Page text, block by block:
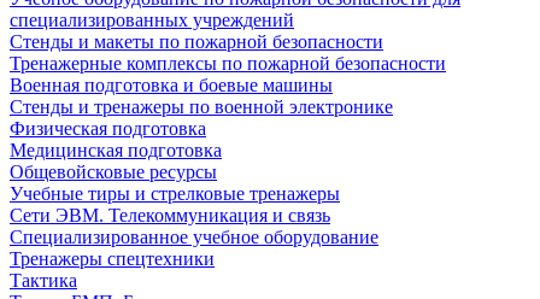
специализированных учреждений
Стенды и макеты по пожарной безопасности
Тренажерные комплексы по пожарной безопасности
Военная подготовка и боевые машины
Стенды и тренажеры по военной электронике
Физическая подготовка
Медицинская подготовка
Общевойсковые ресурсы
Учебные тиры и стрелковые тренажеры
Сети ЭВМ. Телекоммуникация и связь
Специализированное учебное оборудование
Тренажеры спецтехники
Тактика